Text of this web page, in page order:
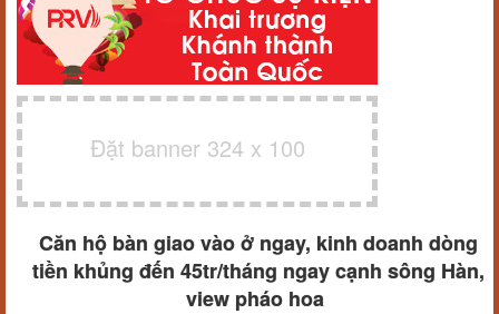
Đặt banner 324 x 100
Căn hộ bàn giao vào ở ngay, kinh doanh dòng
tiền khủng đến 45tr/tháng ngay cạnh sông Hàn,
view pháo hoa